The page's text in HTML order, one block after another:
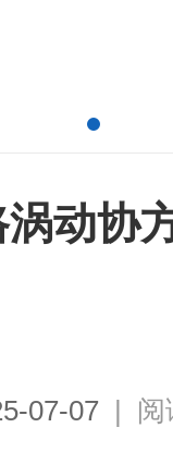
动协
07-07 | 阅